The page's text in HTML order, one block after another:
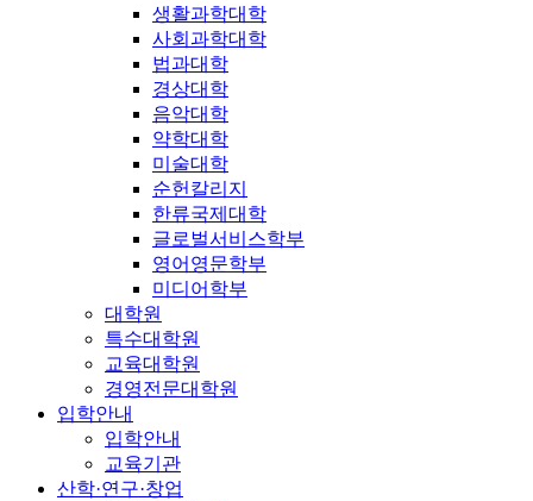
생활과학대학
사회과학대학
법과대학
경상대학
음악대학
약학대학
미술대학
순헌칼리지
한류국제대학
글로벌서비스학부
영어영문학부
미디어학부
대학원
특수대학원
교육대학원
경영전문대학원
입학안내
입학안내
교육기관
산학·연구·창업